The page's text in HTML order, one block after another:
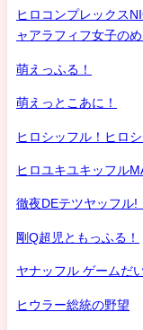
ヒロコンプレックス
ャアラフィフ女子の
萌えっふる！
萌えっとこあに！
ヒロシッフル！ヒロ
ヒロユキユキッフル
徹夜DEテツヤッフル!
剛Q超児ともっふる！
ヤナッフル ゲームだ
ヒウラー総統の野望